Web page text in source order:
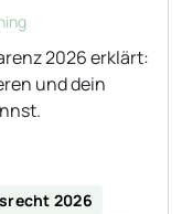
2026 erklärt:
und dein
2026